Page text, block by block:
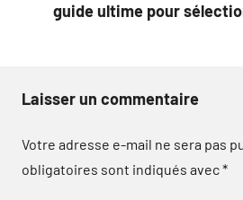
guide ultime pour
Laisser un commentaire
Votre adresse e-mail ne sera pas
obligatoires sont indiqués avec*